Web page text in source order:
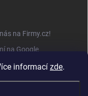
informací zde.
na Firmy.cz!
na Google